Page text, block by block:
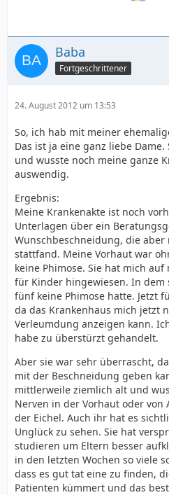
Baba
Fortgeschrittener
24. August 2012 um 13:53
So, ich hab mit meiner
Das ist ja eine ganz liebe
und wusste noch meine ganze
auswendig.
Ergebnis:
Meine Krankenakte ist noch
Unterlagen über ein
Wunschbeschneidung, die
stattfand. Meine Vorhaut war
keine Phimose. Sie hat mich
für Kinder hingewiesen. In dem
fünf keine Phimose hatte. Jetzt
da das Krankenhaus mich jetzt
Verleumdung anzeigen kann.
habe zu überstürzt gehandelt.
Aber sie war sehr überrascht,
mit der Beschneidung geben
mittlerweile ziemlich alt und
Nerven in der Vorhaut oder von
der Eichel. Auch ihr hat es
Unglück zu sehen. Sie hat
studieren um Eltern besser
in den letzten Wochen so viele
dass es gut tat eine zu finden,
Patienten kümmert und das